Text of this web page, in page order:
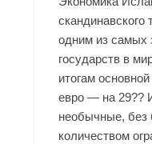
скандинавского
одним из самых
государств в
итогам
евро — на 29??
необычные,
количеством